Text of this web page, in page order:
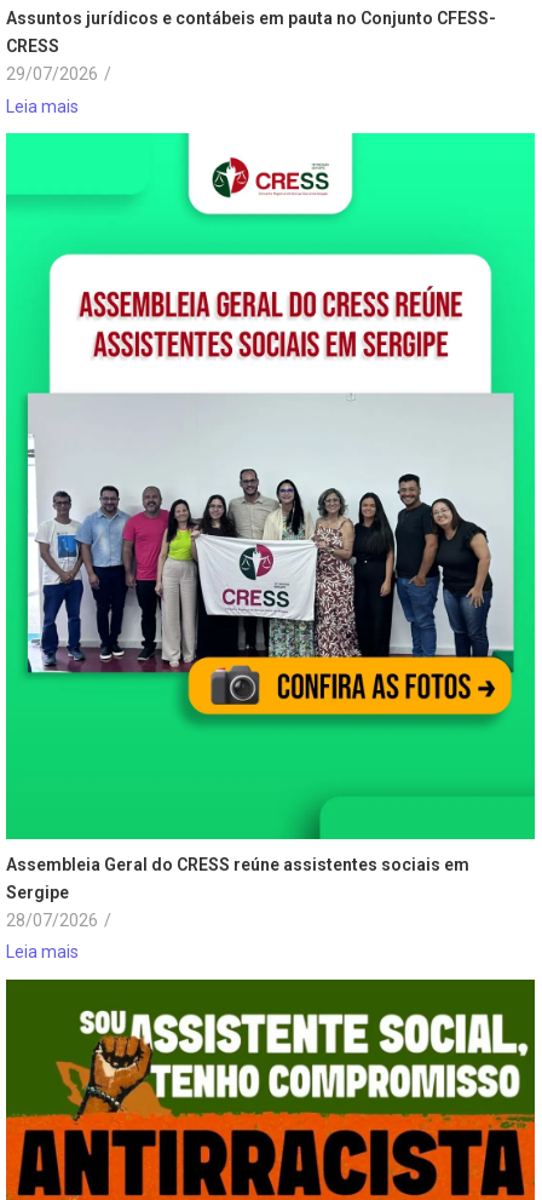
Assuntos jurídicos e contábeis em pauta no Conjunto CFESS-
CRESS
29/07/2026 /
Leia mais
Assembleia Geral do CRESS reúne assistentes sociais em
Sergipe
28/07/2026 /
Leia mais